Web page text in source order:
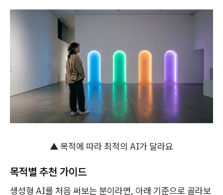
▲ 목적에 따라 최적의 AI가 달라요
목적별 추천 가이드
생성형 AI를 처음 써보는 분이라면, 아래 기준으로 골라보